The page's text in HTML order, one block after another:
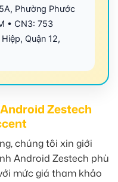
Phường Phước
• CN3: 753
Quận 12,
Zestech
chúng tôi xin giới
Android Zestech phù
mức giá tham khảo